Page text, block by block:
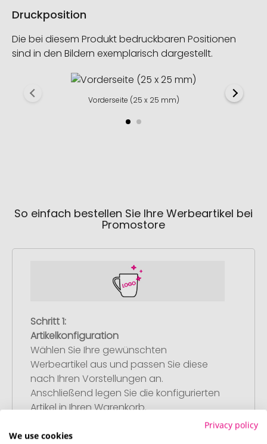
Druckposition
Die bei diesem Produkt bedruckbaren Positionen
sind in den Bildern exemplarisch dargestellt.
Vorderseite (25 x 25 mm)
So einfach bestellen Sie Ihre Werbeartikel bei
Promostore
Schritt 1:
Artikelkonfiguration
Wählen Sie Ihre gewünschten
Werbeartikel aus und passen Sie diese
nach Ihren Vorstellungen an.
Anschließend legen Sie die konfigurierten
Artikel in Ihren Warenkorb.
Privacy policy
We use cookies